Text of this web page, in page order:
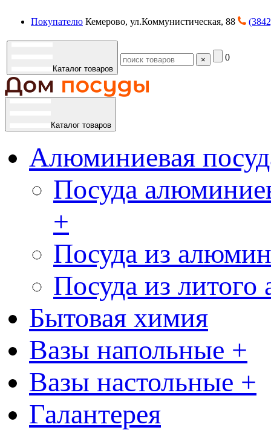
Покупателю Кемерово, ул.Коммунистическая, 88
Каталог товаров
× 0
Каталог товаров
Алюминиевая
Посуда
+
Посуда из
Посуда из
Бытовая химия
Вазы напольные +
Вазы настольные +
Галантерея